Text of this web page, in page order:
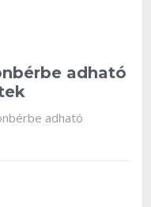
adható
adható